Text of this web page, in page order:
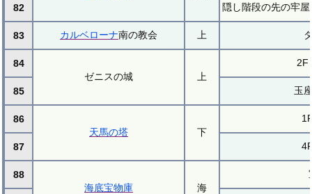
82 隠し階段の先の牢
83 カルベローナ南の教会 上
84
ゼニスの城
上
2F
85 玉
86
天馬の塔
下
87
88
海底宝物庫
海